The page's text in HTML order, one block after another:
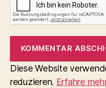
Diese Website
reduzieren. Erfahre